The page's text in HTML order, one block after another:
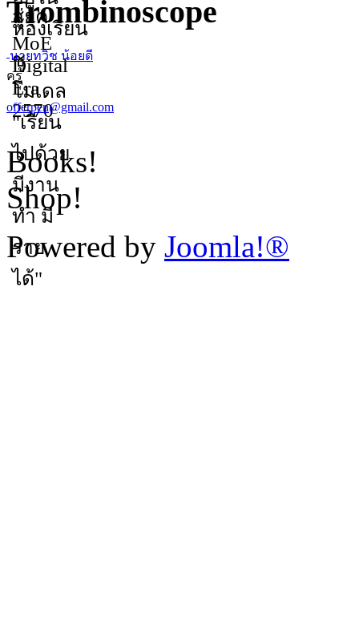
Trombinoscope
นายทวิช น้อยดี
ครู
offerpen@gmail.com
Books!
Shop!
Powered by Joomla!®